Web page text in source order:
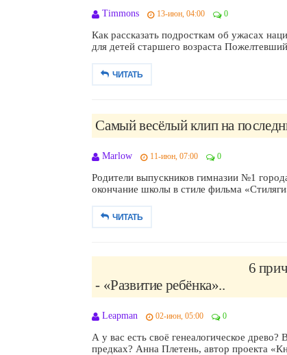
Timmons 13-июн, 04:00 0
Как рассказать подросткам об ужасах
для детей старшего возраста
ЧИТАТЬ
Самый весёлый клип на
Marlow 11-июн, 07:00 0
Родители выпускников гимназии №1
окончание школы в стиле фильма
ЧИТАТЬ
6
- «Развитие ребёнка»..
Leapman 02-июн, 05:00 0
А у вас есть своё генеалогическое
предках? Анна Плетень, автор проекта